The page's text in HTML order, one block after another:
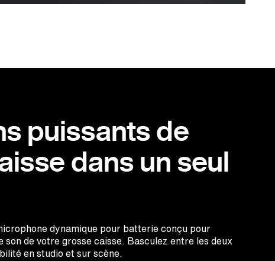
puissants de
dans un seul
dynamique pour batterie conçu pour
de votre grosse caisse. Basculez entre les deux
en studio et sur scène.